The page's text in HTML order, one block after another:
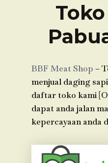
BBF Meat Shop –
menjual daging
daftar toko kami
dapat anda jalan
kepercayaan anda